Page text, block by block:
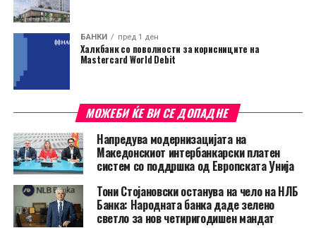
БАНКИ пред 1 ден
Халкбанк со поволности за корисниците на
Mastercard World Debit
МОЖЕБИ ЌЕ ВИ СЕ ДОПАДНЕ
Напредува модернизацијата на
Македонскиот интербанкарски платен
систем со поддршка од Европската Унија
Тони Стојановски останува на чело на НЛБ
Банка: Народната банка даде зелено
светло за нов четиригодишен мандат